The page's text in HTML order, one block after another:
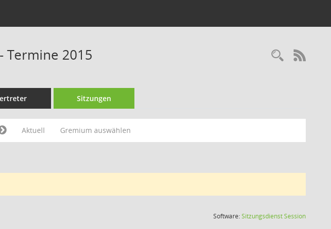
Termine 2015
Sitzungen
Aktuell Gremium auswählen
Software:SitzungsdienstSession(Wird in